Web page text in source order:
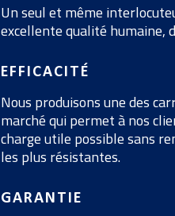
Un seul et même
excellente qualité humaine,
EFFICACITÉ
Nous produisons une des
marché qui permet à nos
charge utile possible sans
les plus résistantes.
GARANTIE